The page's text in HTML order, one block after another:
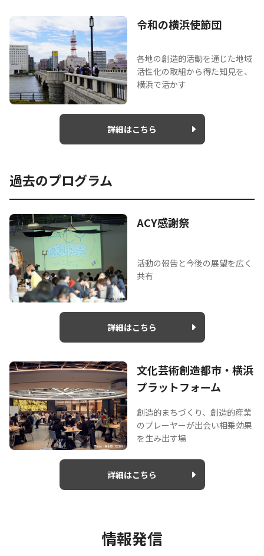
令和の横浜使節団
各地の創造的活動を通じた地域
活性化の取組から得た知見を、
横浜で活かす
詳細はこちら
過去のプログラム
ACY感謝祭
活動の報告と今後の展望を広く
共有
詳細はこちら
文化芸術創造都市・横浜
プラットフォーム
創造的まちづくり、創造的産業
のプレーヤーが出会い相乗効果
を生み出す場
詳細はこちら
情報発信